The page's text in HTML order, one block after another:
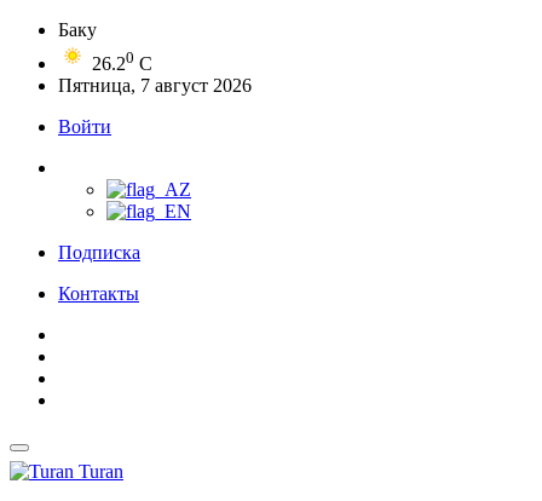
Баку
26.20 C
Пятница, 7 август 2026
Войти
Подписка
Контакты
Turan